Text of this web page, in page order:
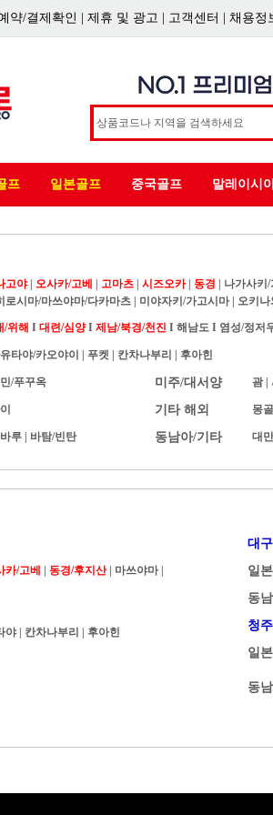
약/결제확인 제휴 및 광고 고객센터 채용정
프 일본골프 중국골프 말레이시
고야| 오사카/고베 고마츠 시즈오카| 동경
나가사키
로시마/마쓰야마/다카마츠 미야자키/가고시마| 오키나
/위해 I 대련/심양I 제남/북경/천진 I 해남도 I 염성/정저
타야/카오야이 푸켓 칸차나부리 후아힌
/푸꾸옥
루 바탐/빈탄
미주/대서양 괌|
기타 해외 몽골
동남아/기타 대만
카/고베 동경/후지산| 마쓰야마 |
야| 칸차나부리 후아힌
대
일본
동
청
일본
동